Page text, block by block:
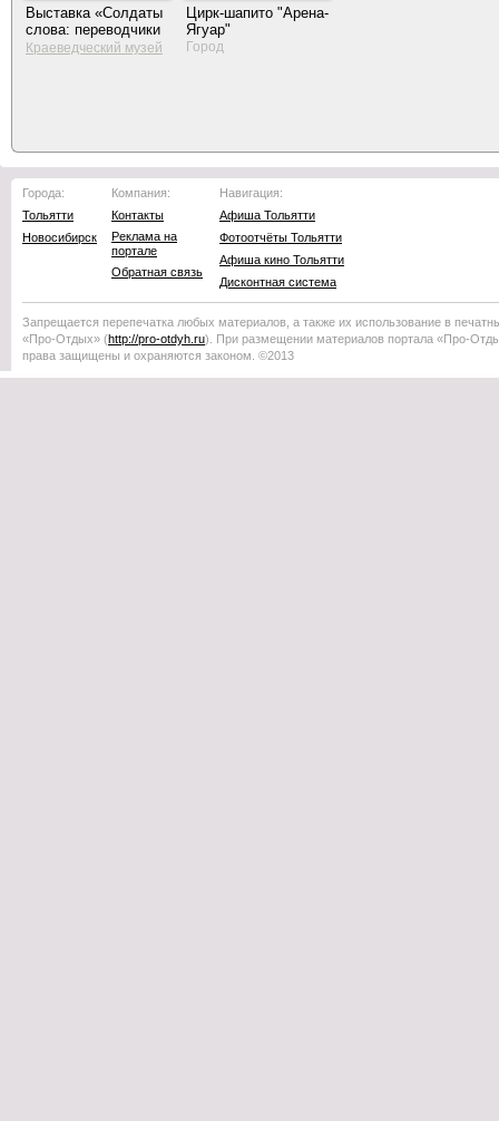
Выставка «Солдаты
слова: переводчики
Великой
Краеведческий музей
Цирк-шапито "Арена-
Ягуар"
Город
Города:
Тольятти
Новосибирск
Компания:
Контакты
Реклама на
портале
Обратная связь
Навигация:
Афиша Тольятти
Фотоотчёты Тольятти
Афиша кино Тольятти
Дисконтная система
Запрещается перепечатка любых материалов, а также их использование в
«Про-Отдых» (http://pro-otdyh .ru). При размещении материалов портала «Про-
права защищены и охраняются законом. ©2013